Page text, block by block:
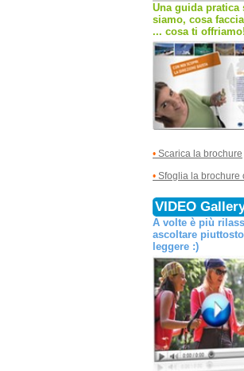
Una guida pratica
siamo, cosa
... cosa ti offriamo!
• Scarica la brochure
• Sfoglia la brochure
VIDEO
A volte è più
ascoltare
leggere :)